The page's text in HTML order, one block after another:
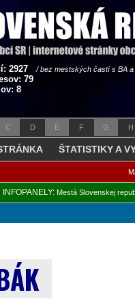
2927 / bez mestských častí s BA
79
8
C D E F G H
ŠTATISTIKY A
INFOPANELY: Mestá Slovenskej